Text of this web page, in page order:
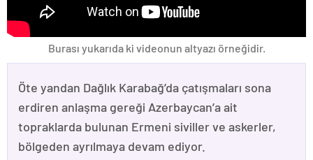
Burası yukarıda ki videonun altyazı örneğidir.
Öte yandan Dağlık Karabağ’da çatışmaları sona
erdiren anlaşma gereği Azerbaycan’a ait
topraklarda bulunan Ermeni siviller ve askerler,
bölgeden ayrılmaya devam ediyor.